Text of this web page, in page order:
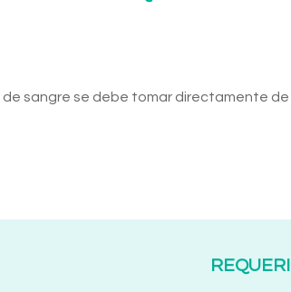
sangre se debe tomar directamente de